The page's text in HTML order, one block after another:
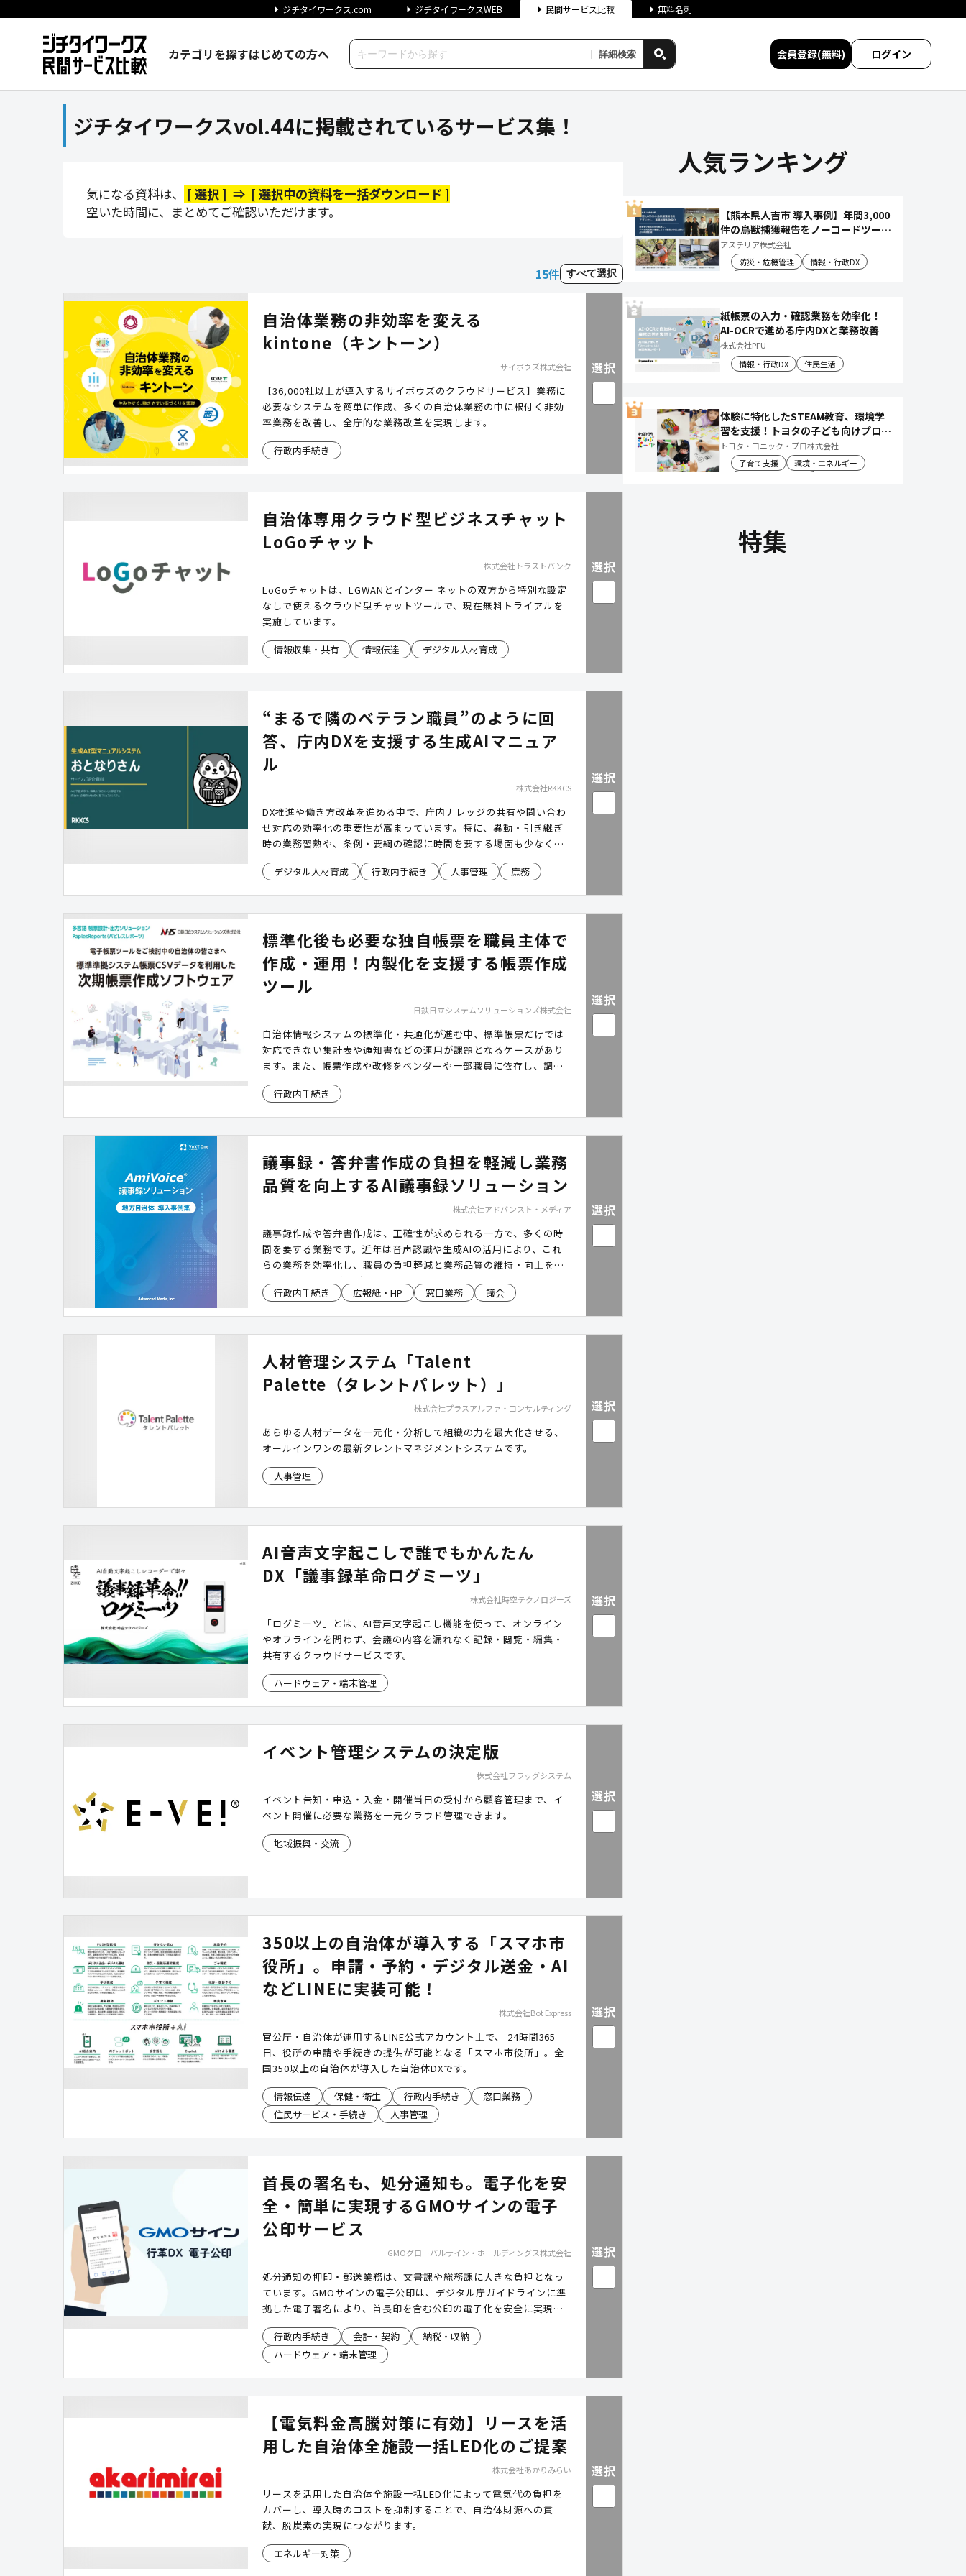
ジチタイワークス.com ジチタイワークスWEB 民間サービス比較 無料名刺
カテゴリを探すはじめての方へ 詳細検索 会員登録(無料) ログイン
ジチタイワークスvol.44に掲載されているサービス集！｜ジチタイワークス民間サービス比較
ジチタイワークスvol.44に掲載されているサービス集！
気になる資料は、
[ 選択 ] ⇒ [ 選択中の資料を一括ダウンロード ]
空いた時間に、まとめてご確認いただけます。
15件 すべて選択
自治体業務の非効率を変える
kintone（キントーン）
サイボウズ株式会社
【36,000社以上が導入するサイボウズのクラウドサービス】業務に
必要なシステムを簡単に作成、多くの自治体業務の中に根付く非効
率業務を改善し、全庁的な業務改革を実現します。
行政内手続き
選択
自治体専用クラウド型ビジネスチャット
LoGoチャット
株式会社トラストバンク
LoGoチャットは、LGWANとインター ネットの双方から特別な設定
なしで使えるクラウド型チャットツールで、現在無料トライアルを
実施しています。
情報収集・共有 情報伝達 デジタル人材育成
選択
“まるで隣のベテラン職員”のように回
答、庁内DXを支援する生成AIマニュア
ル
株式会社RKKCS
DX推進や働き方改革を進める中で、庁内ナレッジの共有や問い合わ
せ対応の効率化の重要性が高まっています。特に、異動・引き継ぎ
時の業務習熟や、条例・要綱の確認に時間を要する場面も少なくあ
りません。「おとなりさん」は、庁内のWord・PDF・Q&Aなどを生
成AIが学習し、職員の質問へ根拠付きで回答する生成AI型マニュア
デジタル人材育成 行政内手続き 人事管理 庶務
選択
標準化後も必要な独自帳票を職員主体で
作成・運用！内製化を支援する帳票作成
ツール
日鉄日立システムソリューションズ株式会社
自治体情報システムの標準化・共通化が進む中、標準帳票だけでは
対応できない集計表や通知書などの運用が課題となるケースがあり
ます。また、帳票作成や改修をベンダーや一部職員に依存し、調整
負担が生じる傾向もあります。「PaplesReports（パピレスレポー
ツ）」は標準準拠システムから出力されるCSVデータを活用し、職
行政内手続き
選択
議事録・答弁書作成の負担を軽減し業務
品質を向上するAI議事録ソリューション
株式会社アドバンスト・メディア
議事録作成や答弁書作成は、正確性が求められる一方で、多くの時
間を要する業務です。近年は音声認識や生成AIの活用により、これ
らの業務を効率化し、職員の負担軽減と業務品質の維持・向上を両
立する取り組みが広がっています。議事録ソリューション
「AmiVoice®」は、文字起こしから要約・文章作成までを一体的に
行政内手続き 広報紙・HP 窓口業務 議会
選択
人材管理システム「Talent
Palette（タレントパレット）」
株式会社プラスアルファ・コンサルティング
あらゆる人材データを一元化・分析して組織の力を最大化させる、
オールインワンの最新タレントマネジメントシステムです。
人事管理
選択
AI音声文字起こしで誰でもかんたん
DX「議事録革命ログミーツ」
株式会社時空テクノロジーズ
「ログミーツ」とは、AI音声文字起こし機能を使って、オンライン
やオフラインを問わず、会議の内容を漏れなく記録・閲覧・編集・
共有するクラウドサービスです。
ハードウェア・端末管理
選択
イベント管理システムの決定版
株式会社フラッグシステム
イベント告知・申込・⼊⾦・開催当⽇の受付から顧客管理まで、イ
ベント開催に必要な業務を⼀元クラウド管理できます。
地域振興・交流
選択
350以上の自治体が導入する「スマホ市
役所」。申請・予約・デジタル送金・AI
などLINEに実装可能！
株式会社Bot Express
官公庁・自治体が運用するLINE公式アカウント上で、 24時間365
日、役所の申請や手続きの提供が可能となる「スマホ市役所」。全
国350以上の自治体が導入した自治体DXです。
情報伝達 保健・衛生 行政内手続き
窓口業務
住民サービス・手続き
人事管理
選択
首長の署名も、処分通知も。電子化を安
全・簡単に実現するGMOサインの電子
公印サービス
GMOグローバルサイン・ホールディングス株式会社
処分通知の押印・郵送業務は、文書課や総務課に大きな負担となっ
ています。GMOサインの電子公印は、デジタル庁ガイドラインに準
拠した電子署名により、首長印を含む公印の電子化を安全に実現し
ます。LGPKIの課題を解消しつつ、既存システムとの連携やリモート
署名にも対応。文書交付の効率化を強力に後押しし、庁内事務の確
実なデジタル化を支援します。
行政内手続き 会計・契約
納税・収納
ハードウェア・端末管理
選択
【電気料金高騰対策に有効】リースを活
用した自治体全施設一括LED化のご提案
株式会社あかりみらい
リースを活用した自治体全施設一括LED化によって電気代の負担を
カバーし、導入時のコストを抑制することで、自治体財源への貢
献、脱炭素の実現につながります。
エネルギー対策
選択
人気ランキング
【熊本県人吉市 導入事例】年間3,000
件の鳥獣捕獲報告をノーコードツール
でアプリ化し、月50時間の庁内作業
を削減
アステリア株式会社
防災・危機管理
情報・行政DX
紙帳票の入力・確認業務を効率化！
AI-OCRで進める庁内DXと業務改善
株式会社PFU
情報・行政DX
住民生活
体験に特化したSTEAM教育、環境学
習を支援！トヨタの子ども向けプログ
ラムで 社会や将来について楽しく学
べる体験機会を創出
トヨタ・コニック・プロ株式会社
子育て支援
環境・エネルギー
特集